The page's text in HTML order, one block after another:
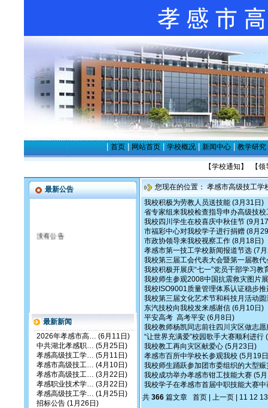
首页 网站首页 学校概况 新闻中心 教学研究
【学校通知 】 【领
最新公告
没有公告
最新新闻
2026年孝感市高… (6月11日)
中共湖北孝感职… (5月25日)
孝感高级技工学… (5月11日)
孝感市高级技工… (4月10日)
孝感市高级技工… (3月22日)
孝感职业技术学… (3月22日)
孝感高级技工学… (1月25日)
招标公告(1月26日)
您现在的位置： 孝感市高级技工学
我校积极为劳教人员送技能 (3月31日)
省专家组来我校检查指导申办高级技校
我校四川学生在校喜庆中秋佳节 (9月
市福彩中心对我校学子进行捐赠 (8月
市政协领导来我校视察工作 (8月18日)
孝感市第一技工学校新闻报道节选 (7
我校第三届工会代表大会暨第一届教
我校积极开展庆“七一”党员干部学习教
我校师生参观2008中国抗震救灾图片展
我校ISO9001质量管理体系认证稳步推
我校第三届文化艺术节和科技月活动圆
东汽技校向我校发来感谢信 (6月10日)
平安高考 高考平安 (6月8日)
我校教师杨凯同志前往四川灾区做志愿
“让世界充满爱”校园歌手大赛顺利进行
我校教工再向灾区献爱心 (5月23日)
孝感市百所中学校长参观我校 (5月19
我校师生踊跃参加团市委组织的大型赈
我校成功举办孝感市钳工技能大赛 (5
我校学子在孝感市首届中职技能大赛
共 366 篇文章 首页 上一页 11 12 13